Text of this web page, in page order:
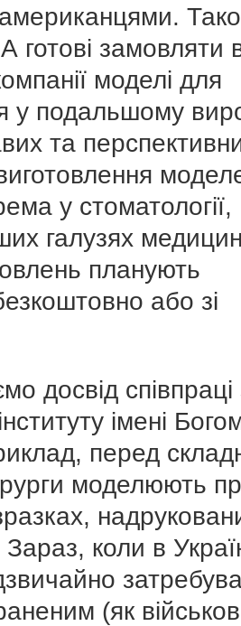
готові замовляти
моделі для
у подальшому
та
у стоматології,
галузях
планують
або зі
досвід співпраці
імені
перед
моделюють
коли в
(як